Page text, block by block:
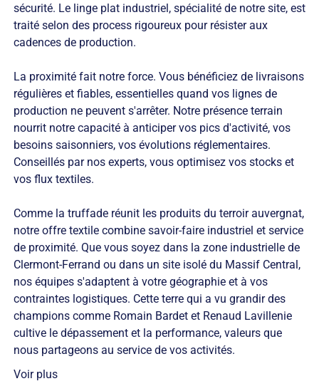
sécurité. Le linge plat industriel, spécialité de notre site, est
traité selon des process rigoureux pour résister aux
cadences de production.
La proximité fait notre force. Vous bénéficiez de livraisons
régulières et fiables, essentielles quand vos lignes de
production ne peuvent s'arrêter. Notre présence terrain
nourrit notre capacité à anticiper vos pics d'activité, vos
besoins saisonniers, vos évolutions réglementaires.
Conseillés par nos experts, vous optimisez vos stocks et
vos flux textiles.
Comme la truffade réunit les produits du terroir auvergnat,
notre offre textile combine savoir-faire industriel et service
de proximité. Que vous soyez dans la zone industrielle de
Clermont-Ferrand ou dans un site isolé du Massif Central,
nos équipes s'adaptent à votre géographie et à vos
contraintes logistiques. Cette terre qui a vu grandir des
champions comme Romain Bardet et Renaud Lavillenie
cultive le dépassement et la performance, valeurs que
nous partageons au service de vos activités.
Voir plus